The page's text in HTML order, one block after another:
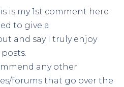
is my 1st comment here
to give a
and say I truly enjoy
any other
forums that go over the